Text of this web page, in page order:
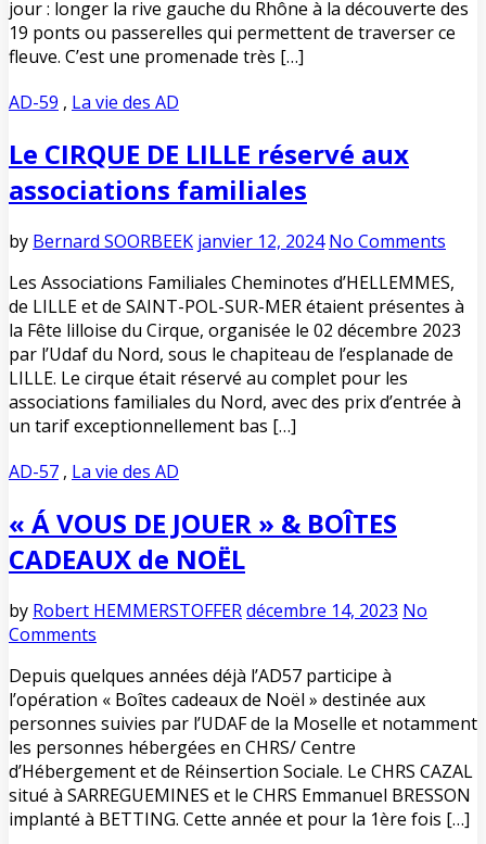
jour : longer la rive gauche du Rhône à la découverte des
19 ponts ou passerelles qui permettent de traverser ce
fleuve. C’est une promenade très […]
AD-59 , La vie des AD
Le CIRQUE DE LILLE réservé aux
associations familiales
by Bernard SOORBEEK janvier 12, 2024 No Comments
Les Associations Familiales Cheminotes d’HELLEMMES,
de LILLE et de SAINT-POL-SUR-MER étaient présentes à
la Fête lilloise du Cirque, organisée le 02 décembre 2023
par l’Udaf du Nord, sous le chapiteau de l’esplanade de
LILLE. Le cirque était réservé au complet pour les
associations familiales du Nord, avec des prix d’entrée à
un tarif exceptionnellement bas […]
AD-57 , La vie des AD
« Á VOUS DE JOUER » & BOÎTES
CADEAUX de NOËL
by Robert HEMMERSTOFFERdécembre 14, 2023 No
Comments
Depuis quelques années déjà l’AD57 participe à
l’opération « Boîtes cadeaux de Noël » destinée aux
personnes suivies par l’UDAF de la Moselle et notamment
les personnes hébergées en CHRS/ Centre
d’Hébergement et de Réinsertion Sociale. Le CHRS CAZAL
situé à SARREGUEMINES et le CHRS Emmanuel BRESSON
implanté à BETTING. Cette année et pour la 1ère fois […]